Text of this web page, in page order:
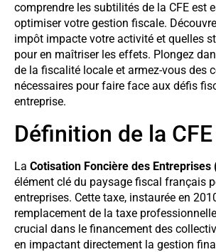
comprendre les subtilités de la CFE est
optimiser votre gestion fiscale.
impôt impacte votre activité et quelles
pour en maîtriser les effets. Plongez
de la fiscalité locale et armez-vous des
nécessaires pour faire face aux défis
entreprise.
Définition de la CFE
La Cotisation Foncière des Entreprises
élément clé du paysage fiscal français
entreprises. Cette taxe, instaurée en
remplacement de la taxe
crucial dans le financement des
en impactant directement la gestion